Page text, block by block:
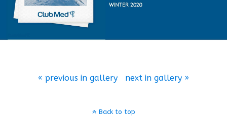
« previous in gallery next in gallery »
Back to top